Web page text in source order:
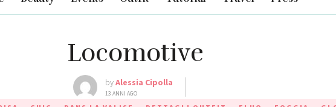
Locomotive
byAlessia Cipolla
13 ANNI AGO